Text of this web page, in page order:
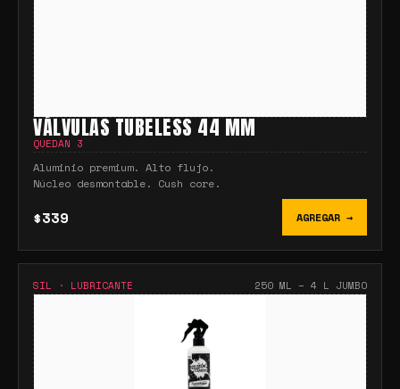
VÁLVULAS TUBELESS 44 MM
QUEDAN 3
Aluminio premium. Alto flujo.
Núcleo desmontable. Cush core.
$339 AGREGAR →
SIL · LUBRICANTE 250 ML – 4 L JUMBO